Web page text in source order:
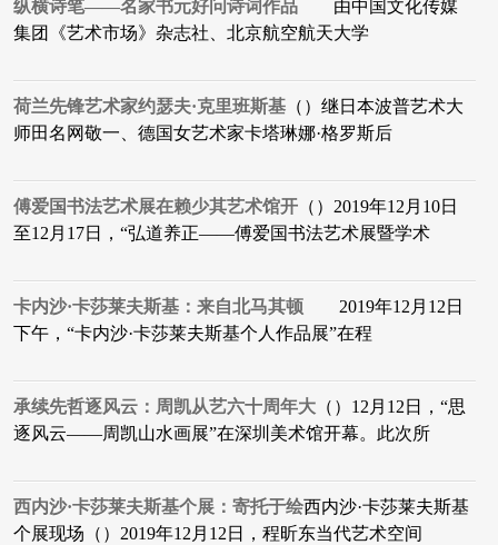
纵横诗笔——名家书元好问诗词作品 ​ 由中国文化传媒
集团《艺术市场》杂志社、北京航空航天大学
荷兰先锋艺术家约瑟夫·克里班斯基 （）继日本波普艺术大
师田名网敬一、德国女艺术家卡塔琳娜·格罗斯后
傅爱国书法艺术展在赖少其艺术馆开 （）2019年12月10日
至12月17日，“弘道养正——傅爱国书法艺术展暨学术
卡内沙·卡莎莱夫斯基：来自北马其顿 2019年12月12日
下午，“卡内沙·卡莎莱夫斯基个人作品展”在程
承续先哲逐风云：周凯从艺六十周年大 （）12月12日，“思
逐风云——周凯山水画展”在深圳美术馆开幕。此次所
西内沙·卡莎莱夫斯基个展：寄托于绘西内沙·卡莎莱夫斯基
个展现场（）2019年12月12日，程昕东当代艺术空间